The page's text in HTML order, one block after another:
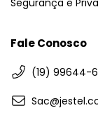
Segurança e
Fale Conosco
(19) 99644-